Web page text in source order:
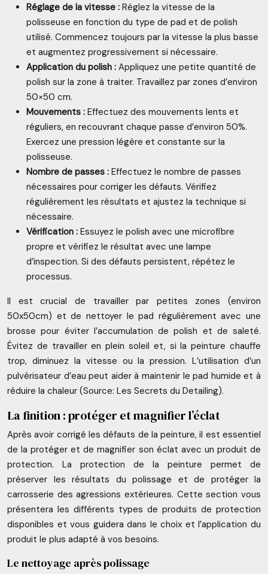
Réglage de la vitesse : Réglez la vitesse de la
polisseuse en fonction du type de pad et de polish
utilisé. Commencez toujours par la vitesse la plus basse
et augmentez progressivement si nécessaire.
Application du polish : Appliquez une petite quantité de
polish sur la zone à traiter. Travaillez par zones d’environ
50×50 cm.
Mouvements : Effectuez des mouvements lents et
réguliers, en recouvrant chaque passe d’environ 50%.
Exercez une pression légère et constante sur la
polisseuse.
Nombre de passes : Effectuez le nombre de passes
nécessaires pour corriger les défauts. Vérifiez
régulièrement les résultats et ajustez la technique si
nécessaire.
Vérification : Essuyez le polish avec une microfibre
propre et vérifiez le résultat avec une lampe
d’inspection. Si des défauts persistent, répétez le
processus.
Il est crucial de travailler par petites zones (environ
50x50cm) et de nettoyer le pad régulièrement avec une
brosse pour éviter l’accumulation de polish et de saleté.
Évitez de travailler en plein soleil et, si la peinture chauffe
trop, diminuez la vitesse ou la pression. L’utilisation d’un
pulvérisateur d’eau peut aider à maintenir le pad humide et à
réduire la chaleur (Source: Les Secrets du Detailing).
La finition : protéger et magnifier l’éclat
Après avoir corrigé les défauts de la peinture, il est essentiel
de la protéger et de magnifier son éclat avec un produit de
protection. La protection de la peinture permet de
préserver les résultats du polissage et de protéger la
carrosserie des agressions extérieures. Cette section vous
présentera les différents types de produits de protection
disponibles et vous guidera dans le choix et l’application du
produit le plus adapté à vos besoins.
Le nettoyage après polissage